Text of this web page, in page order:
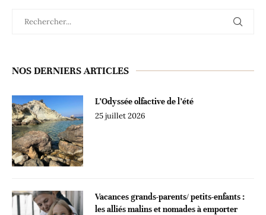
NOS DERNIERS ARTICLES
L’Odyssée olfactive de l’été
25 juillet 2026
Vacances grands-parents/ petits-enfants :
les alliés malins et nomades à emporter